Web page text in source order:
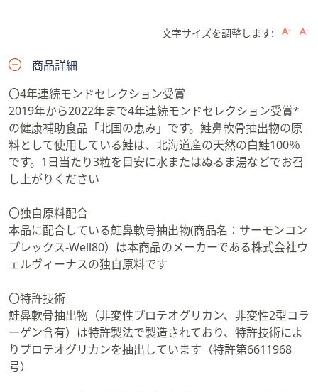
で
き
ま
す。
文字サイズを調整します:
商品詳細
〇4年連続モンドセレクション受賞
2019年から2022年まで4年連続モンドセレクション受賞*
の健康補助食品「北国の恵み」です。鮭鼻軟骨抽出物の原
料として使用している鮭は、北海道産の天然の白鮭100％
です。1日当たり3粒を目安に水またはぬるま湯などでお召
し上がりください
〇独自原料配合
本品に配合している鮭鼻軟骨抽出物(商品名：サーモンコン
プレックス-Well80）は本商品のメーカーである株式会社ウ
ェルヴィーナスの独自原料です
〇特許技術
鮭鼻軟骨抽出物（非変性プロテオグリカン、非変性2型コラ
ーゲン含有）は特許製法で製造されており、特許技術によ
りプロテオグリカンを抽出しています（特許第6611968
号）